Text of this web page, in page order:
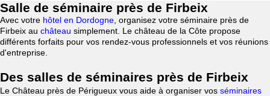
Salle de séminaire près de Firbeix
Avec votre hôtel en Dordogne , organisez votre séminaire près de
Firbeix au château simplement. Le château de la Côte propose
différents forfaits pour vos rendez-vous professionnels et vos réunions
d'entreprise.
Des salles de séminaires près de Firbeix
Le Château près de Périgueux vous aide à organiser vos séminaires